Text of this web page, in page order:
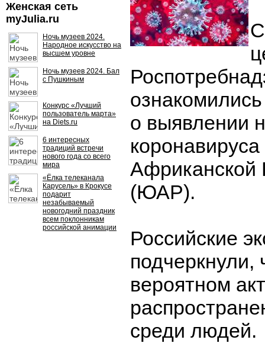
Женская сеть
myJulia.ru
Ночь музеев 2024.
Народное искусство на
высшем уровне
Ночь музеев 2024. Бал
с Пушкиным
Конкурс «Лучший
пользователь марта»
на Diets.ru
6 интересных
традиций встречи
нового года со всего
мира
«Ёлка телеканала
Карусель» в Крокусе
подарит
незабываемый
новогодний праздник
всем поклонникам
российской анимации
о выявлении
Африканской
(ЮАР).
Российские
подчеркнули,
вероятном
среди людей.